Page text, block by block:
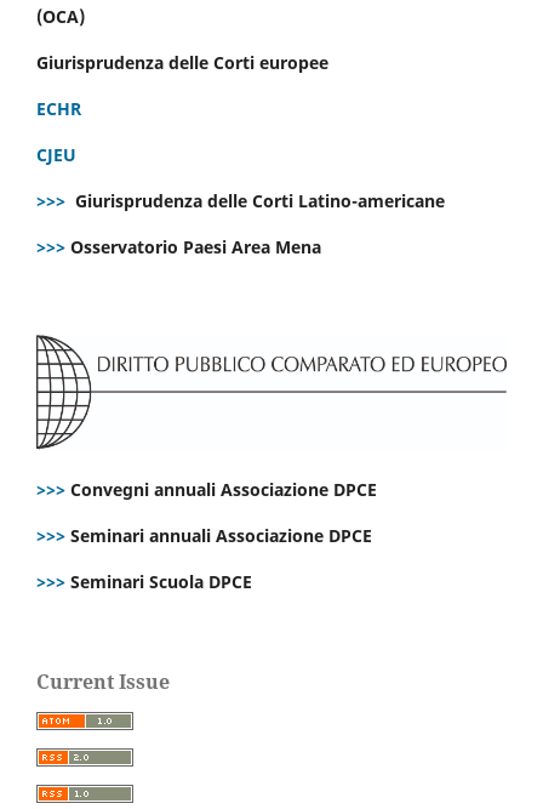
(OCA)
Giurisprudenza delle Corti europee
ECHR
CJEU
>>> Giurisprudenza delle Corti Latino-americane
>>> Osservatorio Paesi Area Mena
>>> Convegni annuali Associazione DPCE
>>> Seminari annuali Associazione DPCE
>>> Seminari Scuola DPCE
Current Issue